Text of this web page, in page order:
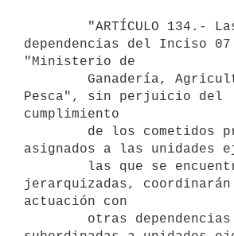
dependencias del Inciso 07
"Ministerio de
Pesca", sin perjuicio del
cumplimiento
asignados a las unidades
jerarquizadas, coordinarán
actuación con